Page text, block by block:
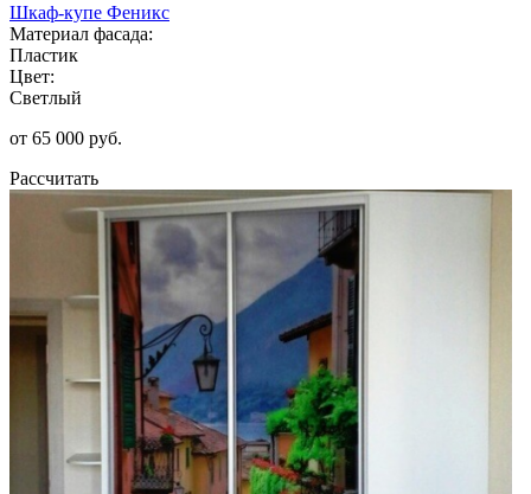
Шкаф-купе Феникс
Материал фасада:
Пластик
Цвет:
Светлый
от 65 000 руб.
Рассчитать